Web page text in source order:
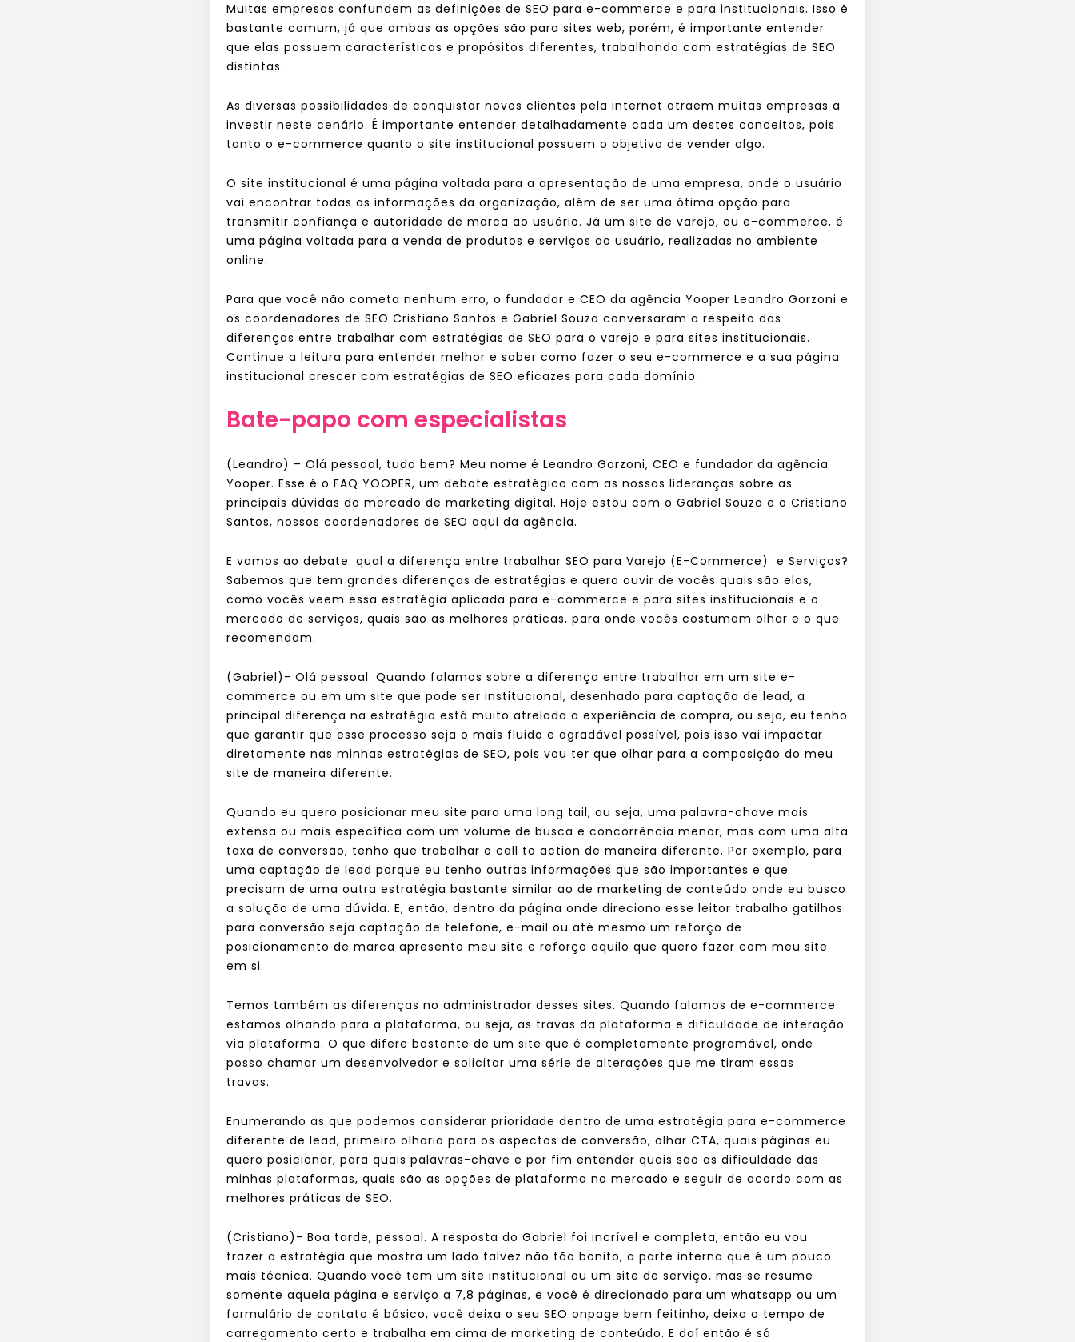
Muitas empresas confundem as definições de SEO para e-commerce e para institucionais. Isso é
bastante comum, já que ambas as opções são para sites web, porém, é importante entender
que elas possuem características e propósitos diferentes, trabalhando com estratégias de SEO
distintas.
As diversas possibilidades de conquistar novos clientes pela internet atraem muitas empresas a
investir neste cenário. É importante entender detalhadamente cada um destes conceitos, pois
tanto o e-commerce quanto o site institucional possuem o objetivo de vender algo.
O site institucional é uma página voltada para a apresentação de uma empresa, onde o usuário
vai encontrar todas as informações da organização, além de ser uma ótima opção para
transmitir confiança e autoridade de marca ao usuário. Já um site de varejo, ou e-commerce, é
uma página voltada para a venda de produtos e serviços ao usuário, realizadas no ambiente
online.
Para que você não cometa nenhum erro, o fundador e CEO da agência Yooper Leandro Gorzoni e
os coordenadores de SEO Cristiano Santos e Gabriel Souza conversaram a respeito das
diferenças entre trabalhar com estratégias de SEO para o varejo e para sites institucionais.
Continue a leitura para entender melhor e saber como fazer o seu e-commerce e a sua página
institucional crescer com estratégias de SEO eficazes para cada domínio.
Bate-papo com especialistas
(Leandro) – Olá pessoal, tudo bem? Meu nome é Leandro Gorzoni, CEO e fundador da agência
Yooper. Esse é o FAQ YOOPER, um debate estratégico com as nossas lideranças sobre as
principais dúvidas do mercado de marketing digital. Hoje estou com o Gabriel Souza e o Cristiano
Santos, nossos coordenadores de SEO aqui da agência.
E vamos ao debate: qual a diferença entre trabalhar SEO para Varejo (E-Commerce) e Serviços?
Sabemos que tem grandes diferenças de estratégias e quero ouvir de vocês quais são elas,
como vocês veem essa estratégia aplicada para e-commerce e para sites institucionais e o
mercado de serviços, quais são as melhores práticas, para onde vocês costumam olhar e o que
recomendam.
(Gabriel)- Olá pessoal. Quando falamos sobre a diferença entre trabalhar em um site e-
commerce ou em um site que pode ser institucional, desenhado para captação de lead, a
principal diferença na estratégia está muito atrelada a experiência de compra, ou seja, eu tenho
que garantir que esse processo seja o mais fluido e agradável possível, pois isso vai impactar
diretamente nas minhas estratégias de SEO, pois vou ter que olhar para a composição do meu
site de maneira diferente.
Quando eu quero posicionar meu site para uma long tail, ou seja, uma palavra-chave mais
extensa ou mais específica com um volume de busca e concorrência menor, mas com uma alta
taxa de conversão, tenho que trabalhar o call to action de maneira diferente. Por exemplo, para
uma captação de lead porque eu tenho outras informações que são importantes e que
precisam de uma outra estratégia bastante similar ao de marketing de conteúdo onde eu busco
a solução de uma dúvida. E, então, dentro da página onde direciono esse leitor trabalho gatilhos
para conversão seja captação de telefone, e-mail ou até mesmo um reforço de
posicionamento de marca apresento meu site e reforço aquilo que quero fazer com meu site
em si.
Temos também as diferenças no administrador desses sites. Quando falamos de e-commerce
estamos olhando para a plataforma, ou seja, as travas da plataforma e dificuldade de interação
via plataforma. O que difere bastante de um site que é completamente programável, onde
posso chamar um desenvolvedor e solicitar uma série de alterações que me tiram essas
travas.
Enumerando as que podemos considerar prioridade dentro de uma estratégia para e-commerce
diferente de lead, primeiro olharia para os aspectos de conversão, olhar CTA, quais páginas eu
quero posicionar, para quais palavras-chave e por fim entender quais são as dificuldade das
minhas plataformas, quais são as opções de plataforma no mercado e seguir de acordo com as
melhores práticas de SEO.
(Cristiano)- Boa tarde, pessoal. A resposta do Gabriel foi incrível e completa, então eu vou
trazer a estratégia que mostra um lado talvez não tão bonito, a parte interna que é um pouco
mais técnica. Quando você tem um site institucional ou um site de serviço, mas se resume
somente aquela página e serviço a 7,8 páginas, e você é direcionado para um whatsapp ou um
formulário de contato é básico, você deixa o seu SEO onpage bem feitinho, deixa o tempo de
carregamento certo e trabalha em cima de marketing de conteúdo. E daí então é só